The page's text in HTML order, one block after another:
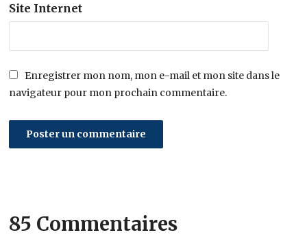
Site Internet
Enregistrer mon nom, mon e-mail et mon site dans le
navigateur pour mon prochain commentaire.
85 Commentaires